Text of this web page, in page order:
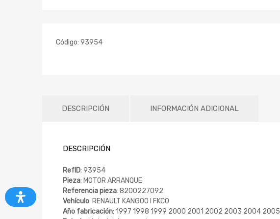
Código: 93954
DESCRIPCIÓN INFORMACIÓN ADICIONAL
DESCRIPCIÓN
RefID: 93954
Pieza: MOTOR ARRANQUE
Referencia pieza: 8200227092
Vehículo: RENAULT KANGOO I FKC0
Año fabricación: 1997 1998 1999 2000 2001 2002 2003 2004 2005